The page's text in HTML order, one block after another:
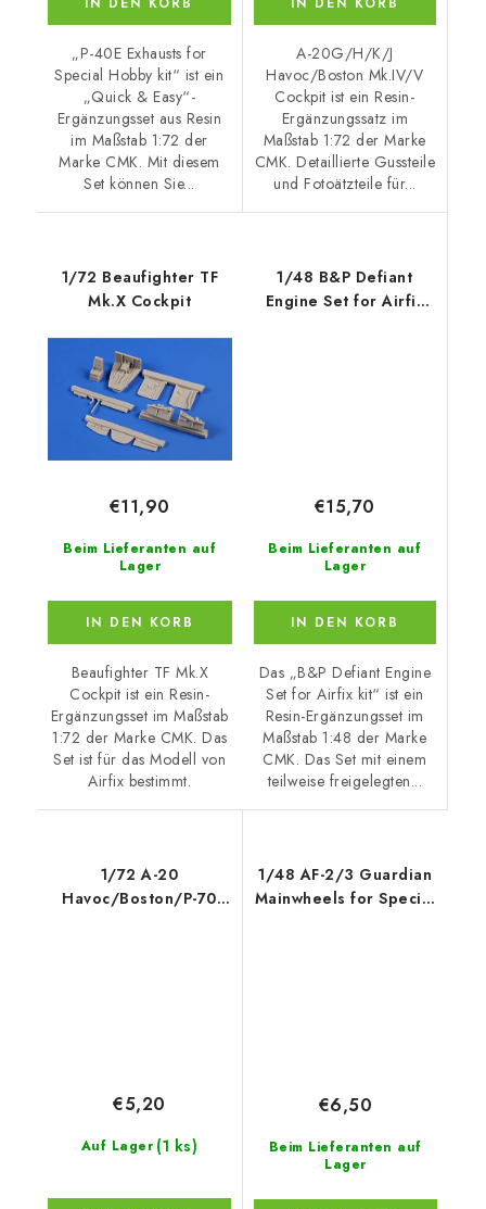
„P-40E Exhausts for
Special Hobby kit“ ist ein
„Quick & Easy“-
Ergänzungsset aus Resin
im Maßstab 1:72 der
Marke CMK. Mit diesem
Set können Sie...
A-20G/H/K/J
Havoc/Boston Mk.IV/V
Cockpit ist ein Resin-
Ergänzungssatz im
Maßstab 1:72 der Marke
CMK. Detaillierte Gussteile
und Fotoätzteile für...
1/72 Beaufighter TF
Mk.X Cockpit
Beim Lieferanten auf
Lager
€11,90
IN DEN KORB
Beaufighter TF Mk.X
Cockpit ist ein Resin-
Ergänzungsset im Maßstab
1:72 der Marke CMK. Das
Set ist für das Modell von
Airfix bestimmt.
1/48 B&P Defiant
Engine Set for Airfix
Beim Lieferanten auf
Lager
€15,70
IN DEN KORB
Das „B&P Defiant Engine
Set for Airfix kit“ ist ein
Resin-Ergänzungsset im
Maßstab 1:48 der Marke
CMK. Das Set mit einem
teilweise freigelegten...
1/72 A-20
Havoc/Boston/P-70
Auf Lager (1 ks)
€5,20
1/48 AF-2/3 Guardian
Mainwheels for Special
Beim Lieferanten auf
Lager
€6,50